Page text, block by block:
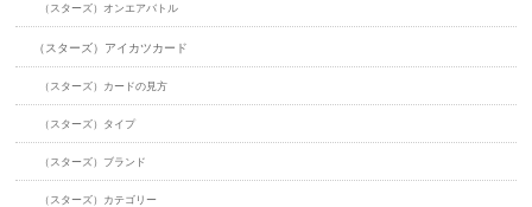
（スターズ）オンエアバトル
（スターズ）アイカツカード
（スターズ）カードの見方
（スターズ）タイプ
（スターズ）ブランド
（スターズ）カテゴリー